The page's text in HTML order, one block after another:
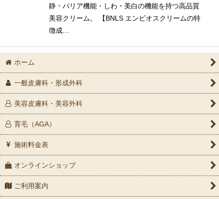
静・バリア機能・しわ・美白の機能を持つ高品質
美容クリーム。 【BNLS エンビオスクリームの特
徴成…
ホーム
一般皮膚科・形成外科
美容皮膚科・美容外科
育毛（AGA）
施術料金表
オンラインショップ
ご利用案内